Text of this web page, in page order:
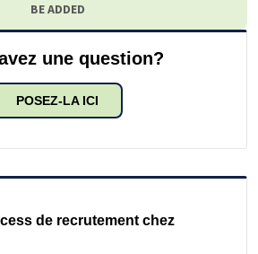
BE ADDED
une question?
POSEZ-LA ICI
de recrutement chez